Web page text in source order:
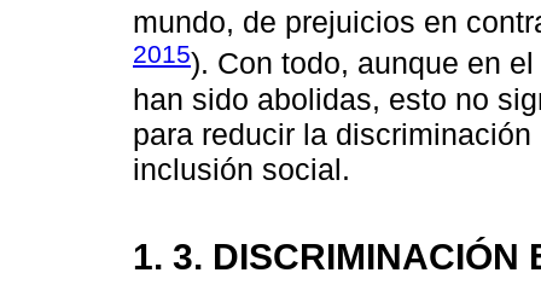
mundo, de prejuicios en
2015). Con todo, aunque en
han sido abolidas, esto no
para reducir la
inclusión social.
1. 3. DISCRIMINACIÓN